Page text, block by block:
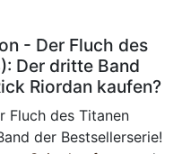
- Der Fluch des
Der dritte Band
Riordan kaufen?
Fluch des Titanen
der Bestsellerserie!